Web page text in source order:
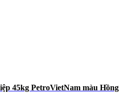
45kg PetroVietNam màu Hồng